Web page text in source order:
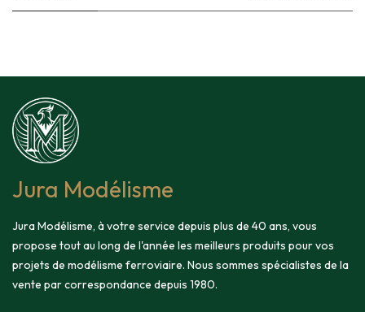
Jura Modélisme
Jura Modélisme, à votre service depuis plus de 40 ans, vous
propose tout au long de l'année les meilleurs produits pour vos
projets de modélisme ferroviaire. Nous sommes spécialistes de la
vente par correspondance depuis 1980.